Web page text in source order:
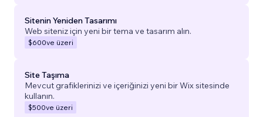
Sitenin Yeniden Tasarımı
Web siteniz için yeni bir tema ve tasarım alın.
$600ve üzeri
Site Taşıma
Mevcut grafiklerinizi ve içeriğinizi yeni bir Wix sitesinde
kullanın.
$500ve üzeri